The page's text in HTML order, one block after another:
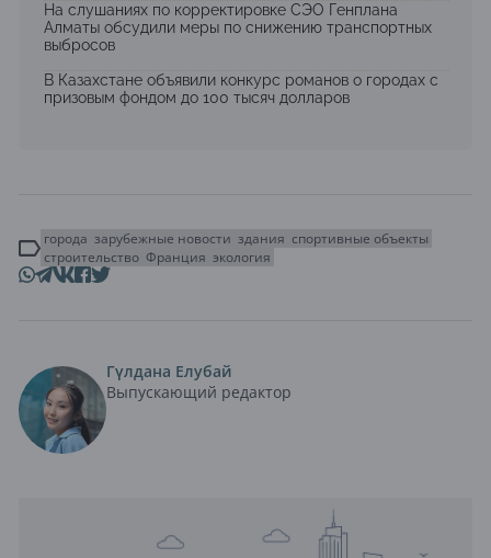
На слушаниях по корректировке СЭО Генплана
Алматы обсудили меры по снижению транспортных
выбросов
В Казахстане объявили конкурс романов о городах с
призовым фондом до 100 тысяч долларов
города зарубежные новости здания спортивные объекты
строительство Франция экология
Гүлдана Елубай
Выпускающий редактор